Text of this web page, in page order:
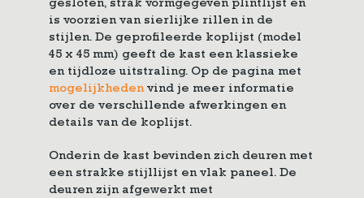
gesloten, strak vormgegeven plintlijst en
is voorzien van sierlijke rillen in de
stijlen. De geprofileerde koplijst (model
45 x 45 mm) geeft de kast een klassieke
en tijdloze uitstraling. Op de pagina met
mogelijkhedenvind je meer informatie
over de verschillende afwerkingen en
details van de koplijst.
Onderin de kast bevinden zich deuren met
een strakke stijllijst en vlak paneel. De
deuren zijn afgewerkt met